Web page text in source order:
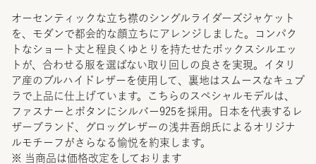
オーセンティックな立ち襟のシングルライダーズジャケット
を、モダンで都会的な顔立ちにアレンジしました。コンパク
トなショート丈と程良くゆとりを持たせたボックスシルエッ
トが、合わせる服を選ばない取り回しの良さを実現。イタリ
ア産のブルハイドレザーを使用して、裏地はスムースなキュプ
ラで上品に仕上げています。こちらのスペシャルモデルは、
ファスナーとボタンにシルバー925を採用。日本を代表するレ
ザーブランド、グロッグレザーの浅井吾朗氏によるオリジナ
ルモチーフがさらなる愉悦を約束します。
※ 当商品は価格改定をしております